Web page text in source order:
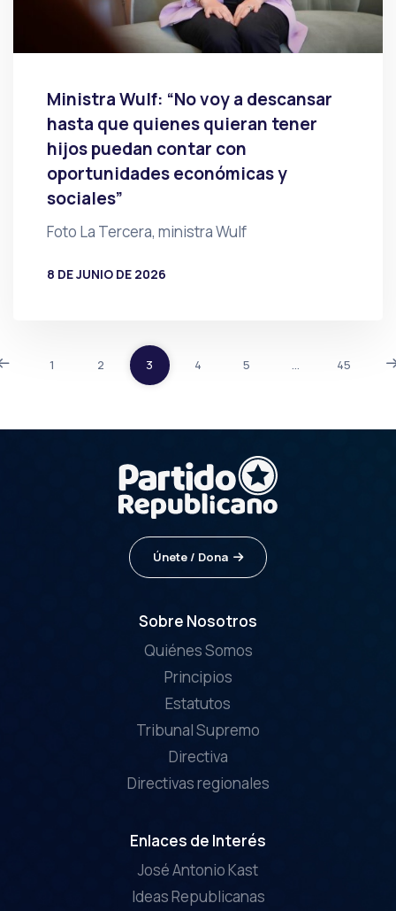
Ministra Wulf: “No voy a descansar
hasta que quienes quieran tener
hijos puedan contar con
oportunidades económicas y
sociales”
Foto La Tercera, ministra Wulf
8 DE JUNIO DE 2026
1 2 3 4 5 … 45
Únete / Dona
Sobre Nosotros
Quiénes Somos
Principios
Estatutos
Tribunal Supremo
Directiva
Directivas regionales
Enlaces de Interés
José Antonio Kast
Ideas Republicanas